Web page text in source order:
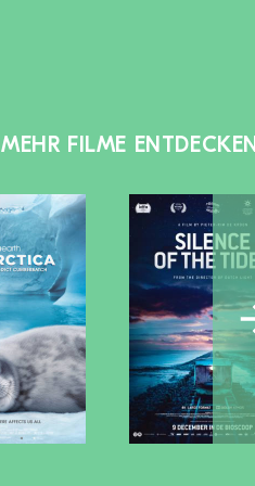
MEHR FILME ENTDECKEN